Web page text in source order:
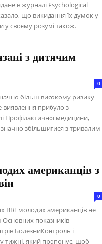
в журналі Psychological
що викидання їх думок у
у своєму розумі також.
з дитячим
0
більш високому ризику
виявлення прибуло з
Профілактичної медицини,
збільшитися з тривалим
американців з
0
ВІЛ молодих американців не
Основних показників
БолезниКонтроль і
тижні, який пропонує, щоб